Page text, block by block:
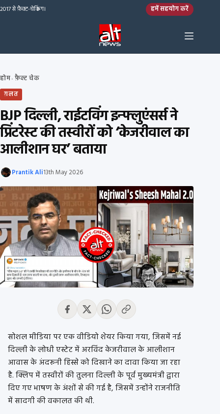
Skip to content
2017 से फ़ैक्ट-चेकिंग। हमें सहयोग करें
होम› फ़ैक्ट चेक
ग़लत
BJP दिल्ली, राईटविंग इन्फ्लुएंसर्स ने
प्रिंटरेस्ट की तस्वीरों को ‘केजरीवाल का
आलीशान घर’ बताया
Prantik Ali13th May 2026
सोशल मीडिया पर एक वीडियो शेयर किया गया, जिसमें नई
दिल्ली के लोधी एस्टेट में अरविंद केजरीवाल के आलीशान
आवास के अंदरूनी हिस्से को दिखाने का दावा किया जा रहा
है. क्लिप में तस्वीरों की तुलना दिल्ली के पूर्व मुख्यमंत्री द्वारा
दिए गए भाषण के अंशों से की गई है, जिसमें उन्होंने राजनीति
में सादगी की वकालत की थी.